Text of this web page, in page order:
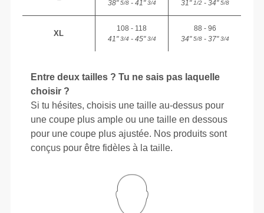
38"5/8- 41"3/4
31"1/2- 34"5/8
XL
108 - 118
41"3/4 - 45"3/4
88 - 96
34"5/8- 37"3/4
Entre deux tailles ? Tu ne sais pas laquelle
choisir ?
Si tu hésites, choisis une taille au-dessus pour
une coupe plus ample ou une taille en dessous
pour une coupe plus ajustée. Nos produits sont
conçus pour être fidèles à la taille.